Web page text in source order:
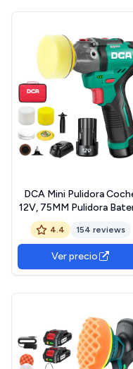
DCA Mini Pulidora
12V, 75MM Pulidora
y 50mm Lijadora, Pulidora
Orbital, Máquina de Pulir
Escobillas, 2 Baterías
2,0Ah, 2 Velocidades
8300 RPM para Pulir,
4.4 154 reviews
Ver precio